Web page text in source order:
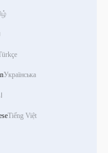
Українська
Tiếng Việt